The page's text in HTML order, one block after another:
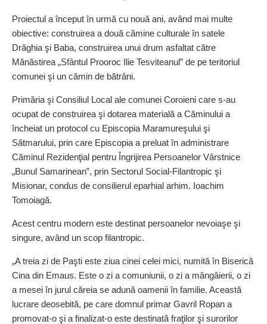
Proiectul a început în urmă cu nouă ani, având mai multe
obiective: construirea a două cămine culturale în satele
Drăghia şi Baba, construirea unui drum asfaltat către
Mănăstirea „Sfântul Prooroc Ilie Tesviteanul” de pe teritoriul
comunei şi un cămin de bătrâni.
Primăria şi Consiliul Local ale comunei Coroieni care s-au
ocupat de construirea şi dotarea materială a Căminului a
încheiat un protocol cu Episcopia Maramureşului şi
Sătmarului, prin care Episcopia a preluat în administrare
Căminul Rezidenţial pentru Îngrijirea Persoanelor Vârstnice
„Bunul Samarinean”, prin Sectorul Social-Filantropic şi
Misionar, condus de consilierul eparhial arhim. Ioachim
Tomoiagă.
Acest centru modern este destinat persoanelor nevoiaşe şi
singure, având un scop filantropic.
„A treia zi de Paşti este ziua cinei celei mici, numită în Biserică
Cina din Emaus. Este o zi a comuniunii, o zi a mângâierii, o zi
a mesei în jurul căreia se adună oamenii în familie. Această
lucrare deosebită, pe care domnul primar Gavril Ropan a
promovat-o şi a finalizat-o este destinată fraţilor şi surorilor